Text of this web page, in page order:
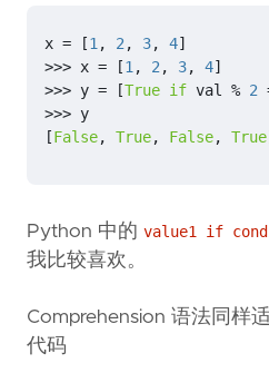
x = [1 , 2 , 3, 4]
>>> x = [1 , 2 , 3, 4]
>>> y = [True if val % 2
>>> y
[False, True, False, True
Python 中的 value1 if
我比较喜欢。
Comprehension 语法同样
代码